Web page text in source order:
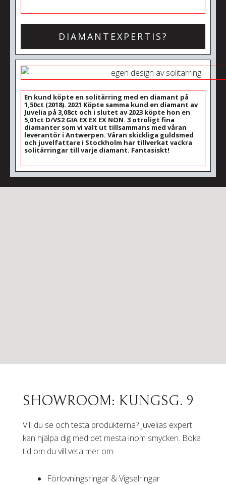
DIAMANTEXPERTIS?
En kund köpte en solitärring med en diamant på
1,50ct (2018). 2021 Köpte samma kund en diamant av
Juvelia på 3,08ct och i slutet av 2023 köpte hon en
5,01ct D/VS2 GIA EX EX EX NON. 3 otroligt fina
diamanter som vi valt ut tillsammans med våran
leverantör i Antwerpen. Våran skickliga guldsmed
och juvelfattare i Stockholm har tillverkat vackra
solitärringar till varje diamant. Fantasiskt!
SHOWROOM: KUNGSG. 9
Vill du se och testa produkterna? Juvelias expert
kan hjälpa dig med det mesta inom smycken. Boka
tid om du vill veta mer om:
Förlovningsringar & Vigselringar